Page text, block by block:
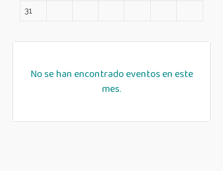
31
No se han encontrado eventos en este
mes.